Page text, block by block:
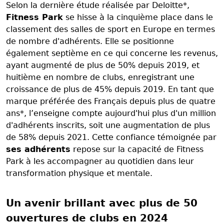
Selon la dernière étude réalisée par Deloitte*,
Fitness Park se hisse à la cinquième place dans le
classement des salles de sport en Europe en termes
de nombre d'adhérents. Elle se positionne
également septième en ce qui concerne les revenus,
ayant augmenté de plus de 50% depuis 2019, et
huitième en nombre de clubs, enregistrant une
croissance de plus de 45% depuis 2019. En tant que
marque préférée des Français depuis plus de quatre
ans*, l’enseigne compte aujourd'hui plus d'un million
d'adhérents inscrits, soit une augmentation de plus
de 58% depuis 2021. Cette confiance témoignée par
ses adhérents repose sur la capacité de Fitness
Park à les accompagner au quotidien dans leur
transformation physique et mentale.
Un avenir brillant avec plus de 50
ouvertures de clubs en 2024